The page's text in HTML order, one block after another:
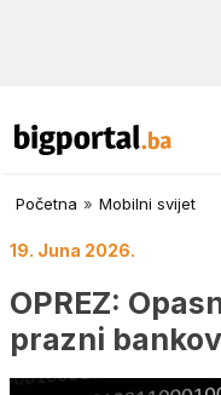
Početna » Mobilni svijet
19. Juna 2026.
OPREZ:
prazni